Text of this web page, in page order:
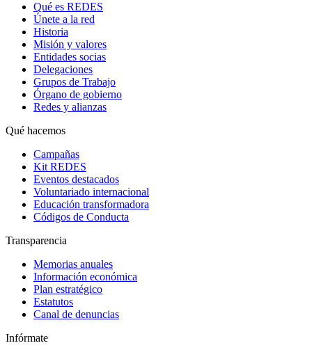
Qué es REDES
Únete a la red
Historia
Misión y valores
Entidades socias
Delegaciones
Grupos de Trabajo
Órgano de gobierno
Redes y alianzas
Qué hacemos
Campañas
Kit REDES
Eventos destacados
Voluntariado internacional
Educación transformadora
Códigos de Conducta
Transparencia
Memorias anuales
Información económica
Plan estratégico
Estatutos
Canal de denuncias
Infórmate